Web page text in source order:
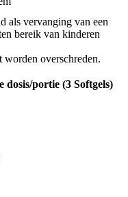
als vervanging van een
bereik van kinderen
worden overschreden.
dosis/portie (3 Softgels)